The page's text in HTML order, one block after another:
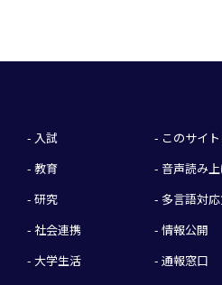
- 入試
- 教育
- 研究
- 社会連携
- 大学生活
- このサイ
- 音声読み
- 多言語対
- 情報公開
- 通報窓口